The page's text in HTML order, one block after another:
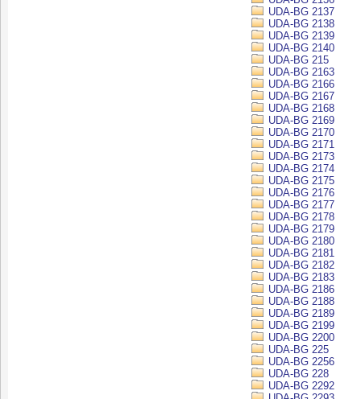
UDA-BG 2137
UDA-BG 2138
UDA-BG 2139
UDA-BG 2140
UDA-BG 215
UDA-BG 2163
UDA-BG 2166
UDA-BG 2167
UDA-BG 2168
UDA-BG 2169
UDA-BG 2170
UDA-BG 2171
UDA-BG 2173
UDA-BG 2174
UDA-BG 2175
UDA-BG 2176
UDA-BG 2177
UDA-BG 2178
UDA-BG 2179
UDA-BG 2180
UDA-BG 2181
UDA-BG 2182
UDA-BG 2183
UDA-BG 2186
UDA-BG 2188
UDA-BG 2189
UDA-BG 2199
UDA-BG 2200
UDA-BG 225
UDA-BG 2256
UDA-BG 228
UDA-BG 2292